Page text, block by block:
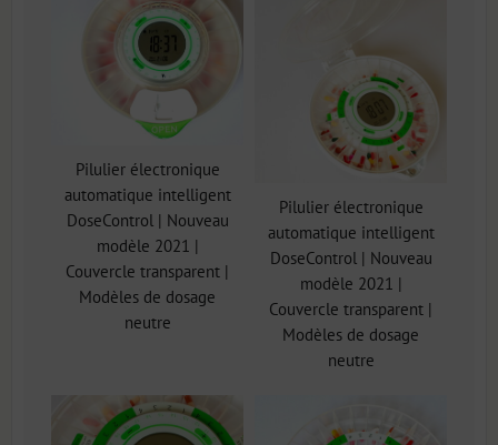
Pilulier électronique
automatique intelligent
DoseControl | Nouveau
modèle 2021 |
Couvercle transparent |
Modèles de dosage
neutre
Pilulier électronique
automatique intelligent
DoseControl | Nouveau
modèle 2021 |
Couvercle transparent |
Modèles de dosage
neutre